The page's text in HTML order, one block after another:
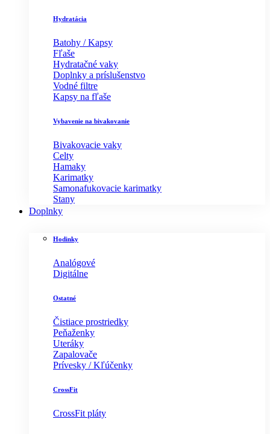
Hydratácia
Batohy / Kapsy
Fľaše
Hydratačné vaky
Doplnky a príslušenstvo
Vodné filtre
Kapsy na fľaše
Vybavenie na bivakovanie
Bivakovacie vaky
Celty
Hamaky
Karimatky
Samonafukovacie karimatky
Stany
Doplnky
Hodinky
Analógové
Digitálne
Ostatné
Čistiace prostriedky
Peňaženky
Uteráky
Zapalovače
Prívesky / Kľúčenky
CrossFit
CrossFit pláty